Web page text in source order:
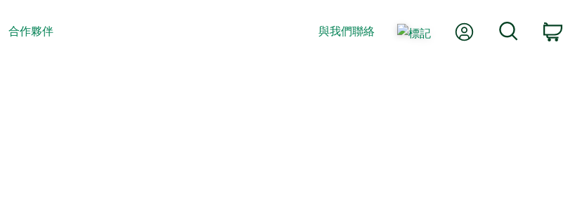
合作夥伴 與我們聯絡 我的帳號